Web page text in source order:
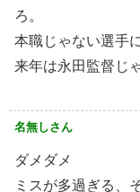
ろ。
本職じゃない選手
来年は永田監督じ
名無しさん
ダメダメ
ミスが多過ぎる、